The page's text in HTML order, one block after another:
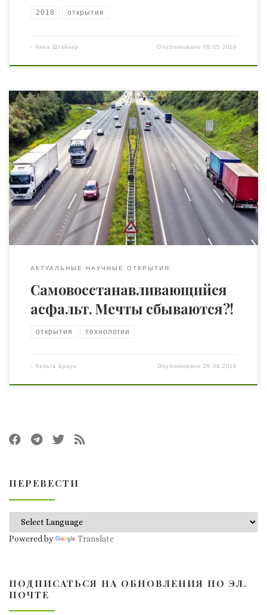
2018 открытия
- Анна Штайнер Опубликовано08.05.2019
Когда впервые, еще в 2013 году, я узнала от коллег о
том, что голландцы начали разработку осуществления
мечты, наверное, всех автомобилистов –
самовосстанавливающийся асфальт — я подумала:
«Эрик Гений!» Второй мыслью было: «Да его на руках
носить будут!» Ну сами подумайте, зачем наука,
исследования и разработки, которые не делают жизнь
[…]
АКТУАЛЬНЫЕ НАУЧНЫЕ ОТКРЫТИЯ
Самовосстанавливающийся
асфальт. Мечты сбываются?!
открытия технологии
- Хельга Браун Опубликовано 29.04.2019
ПЕРЕВЕСТИ
Powered by Translate
ПОДПИСАТЬСЯ НА ОБНОВЛЕНИЯ ПО ЭЛ.
ПОЧТЕ